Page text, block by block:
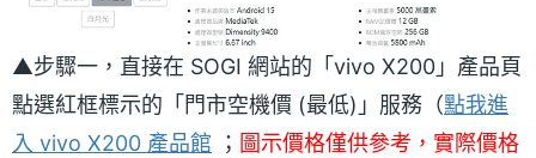
▲步驟一，直接在 SOGI 網站的「vivo X200」產品頁
點選紅框標示的「門市空機價 (最低)」服務（點我進
入 vivo X200 產品館 ； 圖示價格僅供參考，實際價格